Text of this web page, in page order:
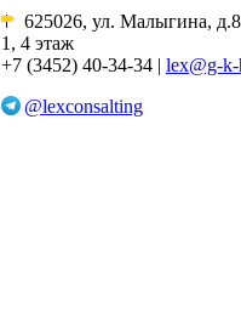
625026, ул. Малыгина,
1, 4 этаж
+7 (3452) 40-34-34 | lex@g-
@lexconsalting